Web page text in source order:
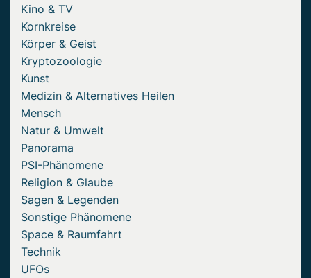
Kino & TV
Kornkreise
Körper & Geist
Kryptozoologie
Kunst
Medizin & Alternatives Heilen
Mensch
Natur & Umwelt
Panorama
PSI-Phänomene
Religion & Glaube
Sagen & Legenden
Sonstige Phänomene
Space & Raumfahrt
Technik
UFOs